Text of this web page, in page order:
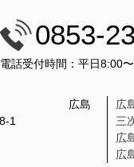
0853-
電話受付時間：平日8:00
1
広島
広
三
広
広